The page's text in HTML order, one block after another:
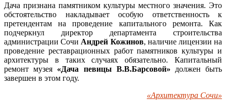
Дача признана памятником культуры местного значения. Это
обстоятельство накладывает особую ответственность к
претендентам на проведение капитального ремонта. Как
подчеркнул директор департамента строительства
администрации Сочи Андрей Кожинов, наличие лицензии на
проведение реставрационных работ памятников культуры и
архитектуры в таких случаях обязательно. Капитальный
ремонт музея «Дача певицы В.В.Барсовой» должен быть
завершен в этом году.
«Архитектура Сочи»